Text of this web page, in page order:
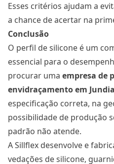
Esses critérios ajudam a
a chance de acertar na
Conclusão
O perfil de silicone é um
essencial para o
procurar uma empresa de
envidraçamento em
especificação correta, na
possibilidade de produção
padrão não atende.
A Sillflex desenvolve e
vedações de silicone,